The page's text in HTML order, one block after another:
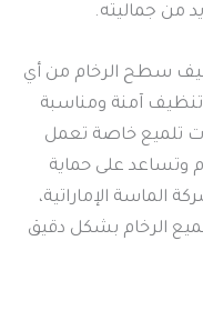
من جماليته.
سطح الرخام من أي
تنظيف آمنة ومناسبة
تلميع خاصة تعمل
وتساعد على حماية
الإماراتية،
الرخام بشكل دقيق